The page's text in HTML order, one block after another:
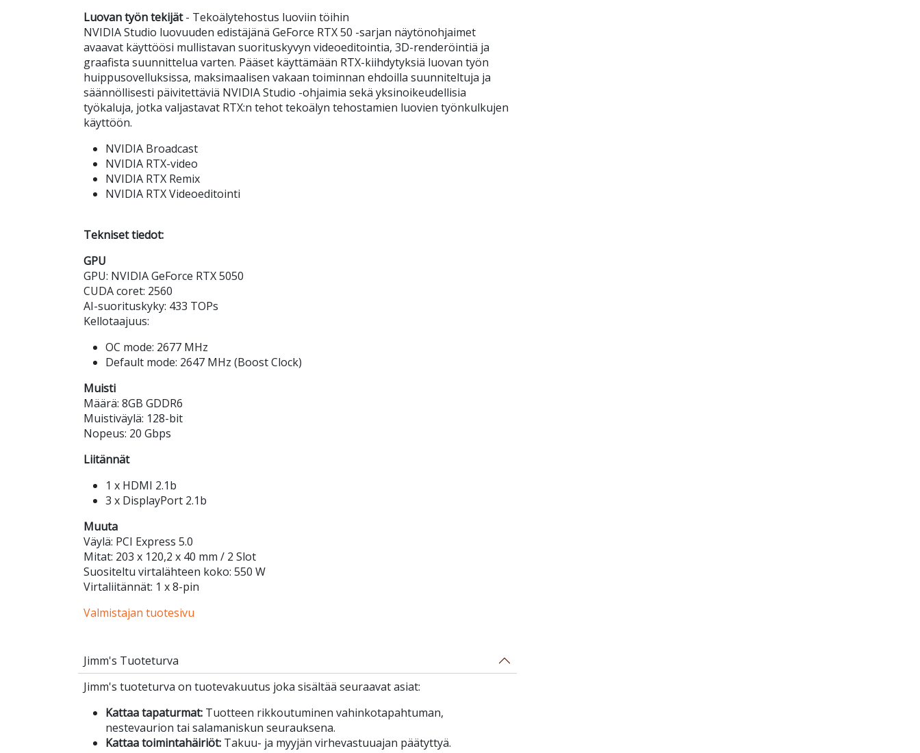
Luovan työn tekijät- Tekoälytehostus luoviin töihin
NVIDIA Studio luovuuden edistäjänä GeForce RTX 50 -sarjan näytönohjaimet
avaavat käyttöösi mullistavan suorituskyvyn videoeditointia, 3D-renderöintiä ja
graafista suunnittelua varten. Pääset käyttämään RTX-kiihdytyksiä luovan työn
huippusovelluksissa, maksimaalisen vakaan toiminnan ehdoilla suunniteltuja ja
säännöllisesti päivitettäviä NVIDIA Studio -ohjaimia sekä yksinoikeudellisia
työkaluja, jotka valjastavat RTX:n tehot tekoälyn tehostamien luovien työnkulkujen
käyttöön.
NVIDIA Broadcast
NVIDIA RTX-video
NVIDIA RTX Remix
NVIDIA RTX Videoeditointi
Tekniset tiedot:
GPU
GPU: NVIDIA GeForce RTX 5050
CUDA coret: 2560
AI-suorituskyky: 433 TOPs
Kellotaajuus:
OC mode: 2677 MHz
Default mode: 2647 MHz (Boost Clock)
Muisti
Määrä: 8GB GDDR6
Muistiväylä: 128-bit
Nopeus: 20 Gbps
Liitännät
1 x HDMI 2.1b
3 x DisplayPort 2.1b
Muuta
Väylä: PCI Express 5.0
Mitat: 203 x 120,2 x 40 mm / 2 Slot
Suositeltu virtalähteen koko: 550 W
Virtaliitännät: 1 x 8-pin
Valmistajan tuotesivu
Jimm's Tuoteturva
Jimm's tuoteturva on tuotevakuutus joka sisältää seuraavat asiat:
Kattaa tapaturmat: Tuotteen rikkoutuminen vahinkotapahtuman,
nestevaurion tai salamaniskun seurauksena.
Kattaa toimintahäiriöt: Takuu- ja myyjän virhevastuuajan päätyttyä.